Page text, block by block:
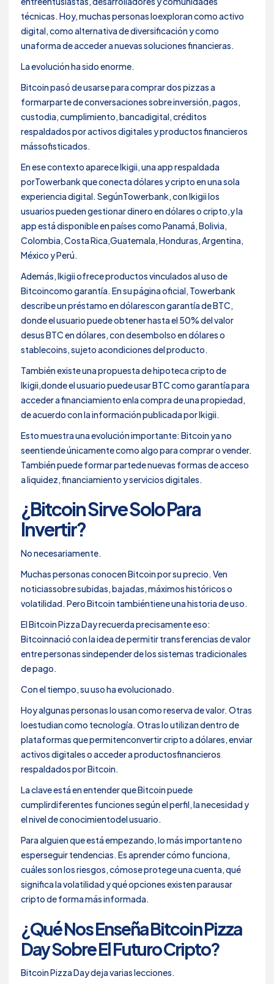
técnicas. Hoy, muchas personas loexploran como activo
digital, como alternativa de diversificación y como
unaforma de acceder a nuevas soluciones financieras.
La evolución ha sido enorme.
Bitcoin pasó de usarse para comprar dos pizzas a
formarparte de conversaciones sobre inversión, pagos,
custodia, cumplimiento, bancadigital, créditos
respaldados por activos digitales y productos financieros
mássofisticados.
En ese contexto aparece Ikigii, una app respaldada
porTowerbank que conecta dólares y cripto en una sola
experiencia digital. SegúnTowerbank, con Ikigii los
usuarios pueden gestionar dinero en dólares o cripto,y la
app está disponible en países como Panamá, Bolivia,
Colombia, Costa Rica,Guatemala, Honduras, Argentina,
México y Perú.
Además, Ikigii ofrece productos vinculados al uso de
Bitcoincomo garantía. En su página oficial, Towerbank
describe un préstamo en dólarescon garantía de BTC,
donde el usuario puede obtener hasta el 50% del valor
desus BTC en dólares, con desembolso en dólares o
stablecoins, sujeto acondiciones del producto.
También existe una propuesta de hipoteca cripto de
Ikigii,donde el usuario puede usar BTC como garantía para
acceder a financiamiento enla compra de una propiedad,
de acuerdo con la información publicada por Ikigii.
Esto muestra una evolución importante: Bitcoin ya no
seentiende únicamente como algo para comprar o vender.
También puede formar partede nuevas formas de acceso
a liquidez, financiamiento y servicios digitales.
¿Bitcoin Sirve Solo Para
Invertir?
No necesariamente.
Muchas personas conocen Bitcoin por su precio. Ven
noticiassobre subidas, bajadas, máximos históricos o
volatilidad. Pero Bitcoin tambiéntiene una historia de uso.
El Bitcoin Pizza Day recuerda precisamente eso:
Bitcoinnació con la idea de permitir transferencias de valor
entre personas sindepender de los sistemas tradicionales
de pago.
Con el tiempo, su uso ha evolucionado.
Hoy algunas personas lo usan como reserva de valor. Otras
loestudian como tecnología. Otras lo utilizan dentro de
plataformas que permitenconvertir cripto a dólares, enviar
activos digitales o acceder a productosfinancieros
respaldados por Bitcoin.
La clave está en entender que Bitcoin puede
cumplirdiferentes funciones según el perfil, la necesidad y
el nivel de conocimientodel usuario.
Para alguien que está empezando, lo más importante no
esperseguir tendencias. Es aprender cómo funciona,
cuáles son los riesgos, cómose protege una cuenta, qué
significa la volatilidad y qué opciones existen parausar
cripto de forma más informada.
¿Qué Nos Enseña Bitcoin Pizza
Day Sobre El Futuro Cripto?
Bitcoin Pizza Day deja varias lecciones.